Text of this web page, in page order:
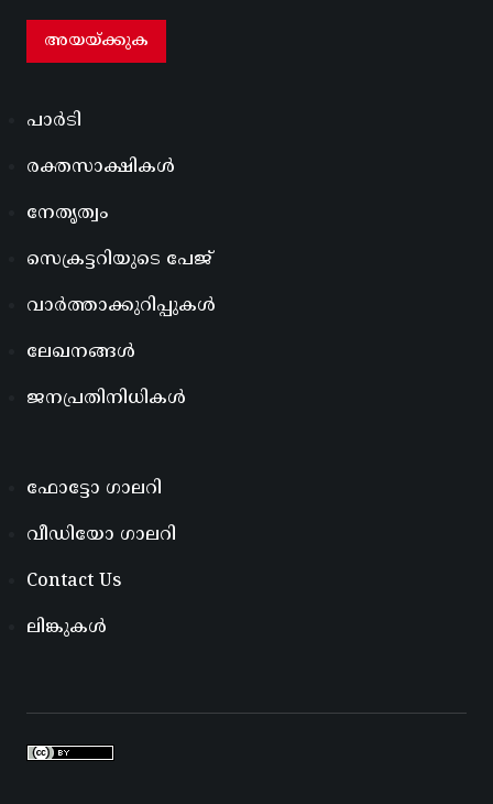
പാർടി
രക്തസാക്ഷികൾ
നേതൃത്വം
സെക്രട്ടറിയുടെ പേജ്
വാർത്താക്കുറിപ്പുകൾ
ലേഖനങ്ങൾ
ജനപ്രതിനിധികൾ
ഫോട്ടോ ഗാലറി
വീഡിയോ ഗാലറി
Contact Us
ലിങ്കുകൾ